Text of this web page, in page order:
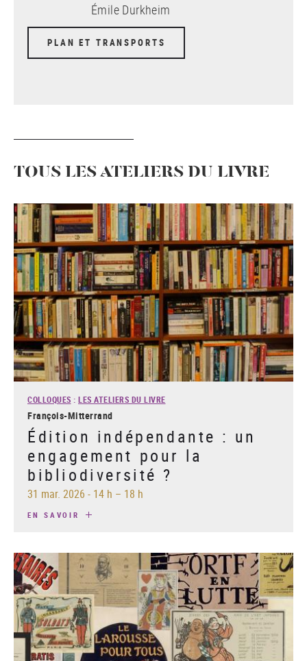
Émile Durkheim
PLAN ET TRANSPORTS
TOUS LES ATELIERS DU LIVRE
COLLOQUES : LES ATELIERS DU LIVRE
François-Mitterrand
Édition indépendante : un
engagement pour la
bibliodiversité ?
31 mar. 2026 - 14 h – 18 h
EN SAVOIR